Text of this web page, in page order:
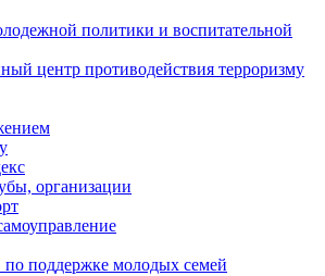
политики и воспитательной
центр противодействия терроризму
организации
поддержке молодых семей